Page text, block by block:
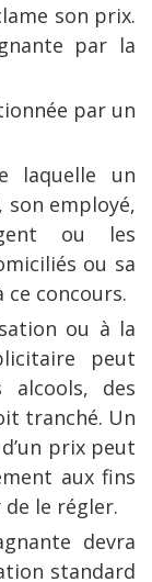
son prix.
par la
par un
laquelle un
employé,
ou les
ou sa
concours.
ou à la
peut
des
tranché. Un
prix peut
aux fins
le régler.
devra
standard